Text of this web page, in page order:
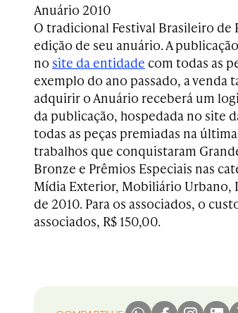
Anuário 2010
O tradicional Festival Brasileiro de
edição de seu anuário. A
no site da entidade com todas as
exemplo do ano passado, a venda
adquirir o Anuário receberá um
da publicação, hospedada no site
todas as peças premiadas na
trabalhos que conquistaram
Bronze e Prêmios Especiais nas
Mídia Exterior, Mobiliário Urbano,
de 2010. Para os associados, o
associados, R$ 150,00.